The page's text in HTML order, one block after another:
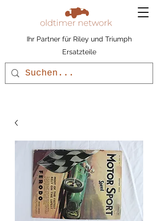
Ihr Partner für Riley und Triumph
Ersatzteile